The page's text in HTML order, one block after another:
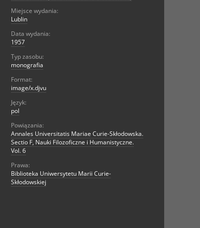
Miejsce wydania:
Lublin
Data wydania:
1957
Typ zasobu:
monografia
Format:
image/x.djvu
Język:
pol
Powiązania:
Annales Universitatis Mariae Curie-Skłodowska.
Sectio F, Nauki Filozoficzne i Humanistyczne.
Vol. 6
Prawa:
Biblioteka Uniwersytetu Marii Curie-
Skłodowskiej